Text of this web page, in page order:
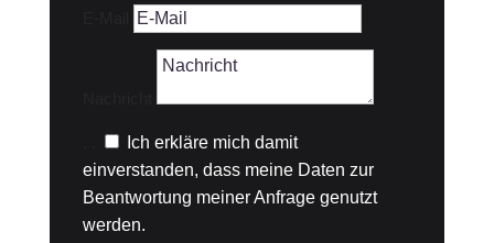
Ich erkläre mich damit
einverstanden, dass meine Daten zur
Beantwortung meiner Anfrage genutzt
werden.